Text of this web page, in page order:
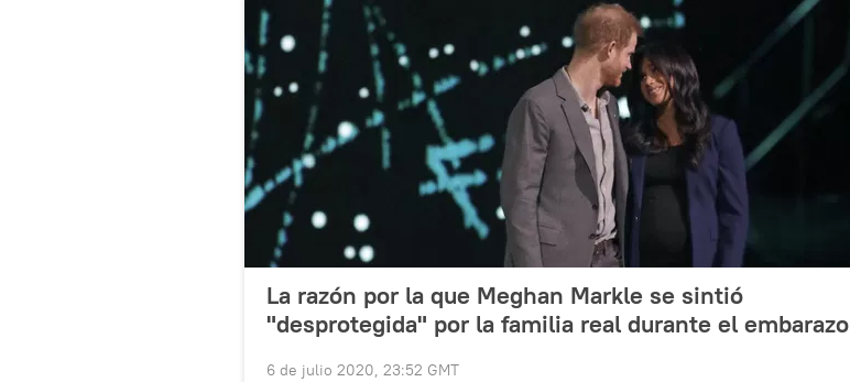
La razón por la que Meghan Markle se sintió
"desprotegida" por la familia real durante el embarazo
6 de julio 2020, 23:52 GMT